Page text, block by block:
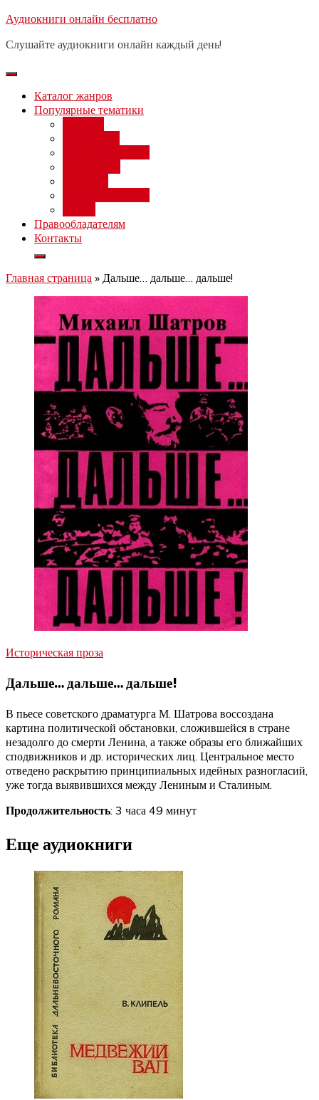
Перейти
содержимому
Аудиокниги онлайн бесплатно
Слушайте аудиокниги онлайн каждый день!
Каталог жанров
Популярные тематики
Правообладателям
Контакты
Главная страница » Дальше… дальше… дальше!
Историческая проза
Дальше… дальше… дальше!
В пьесе советского драматурга М. Шатрова воссоздана
картина политической обстановки, сложившейся в стране
незадолго до смерти Ленина, а также образы его ближайших
сподвижников и др. исторических лиц. Центральное место
отведено раскрытию принципиальных идейных разногласий,
уже тогда выявившихся между Лениным и Сталиным.
Продолжительность: 3 часа 49 минут
Еще аудиокниги
Бесплатный вебинар: заработок
день